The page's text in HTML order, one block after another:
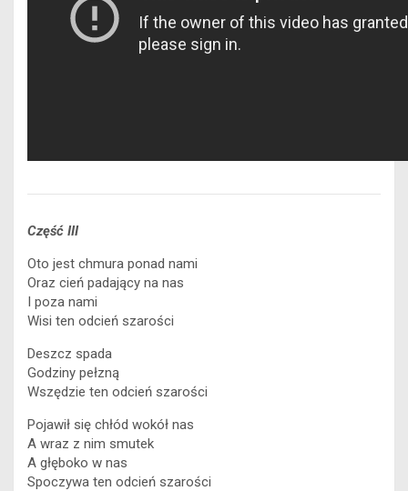
Część III
Oto jest chmura ponad nami
Oraz cień padający na nas
I poza nami
Wisi ten odcień szarości
Deszcz spada
Godziny pełzną
Wszędzie ten odcień szarości
Pojawił się chłód wokół nas
A wraz z nim smutek
A głęboko w nas
Spoczywa ten odcień szarości